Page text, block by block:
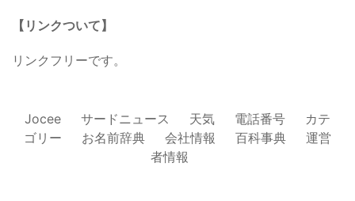
【リンクついて】
リンクフリーです。
Jocee サードニュース 天気 電話番号
カテ
ゴリー
お名前辞典 会社情報 百科事典
運営
者情報